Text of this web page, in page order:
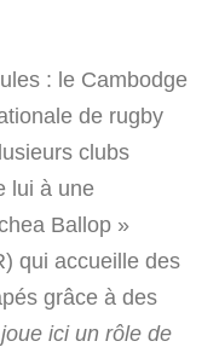
: le Cambodge
de rugby
clubs
lui à une
Ballop »
qui accueille des
grâce à des
ici un rôle de